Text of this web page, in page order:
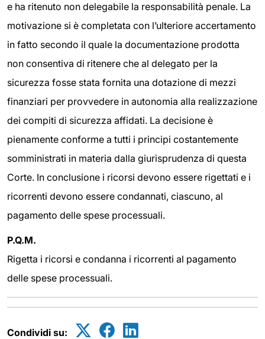
e ha ritenuto non delegabile la responsabilità penale. La
motivazione si è completata con l’ulteriore accertamento
in fatto secondo il quale la documentazione prodotta
non consentiva di ritenere che al delegato per la
sicurezza fosse stata fornita una dotazione di mezzi
finanziari per provvedere in autonomia alla realizzazione
dei compiti di sicurezza affidati. La decisione è
pienamente conforme a tutti i principi costantemente
somministrati in materia dalla giurisprudenza di questa
Corte. In conclusione i ricorsi devono essere rigettati e i
ricorrenti devono essere condannati, ciascuno, al
pagamento delle spese processuali.
P.Q.M.
Rigetta i ricorsi e condanna i ricorrenti al pagamento
delle spese processuali.
Condividi su: